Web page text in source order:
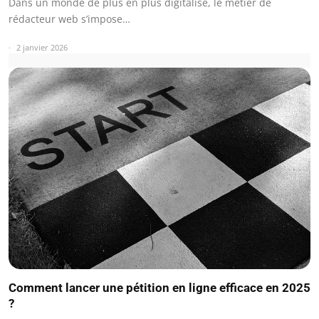
rédacteur web s’impose…
2 janvier 2026
Comment lancer une pétition en ligne efficace en 2025
?